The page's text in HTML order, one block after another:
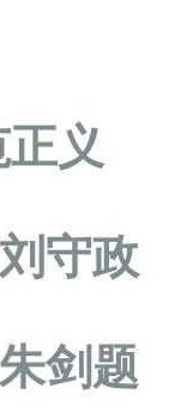
义
刘守政
朱剑题